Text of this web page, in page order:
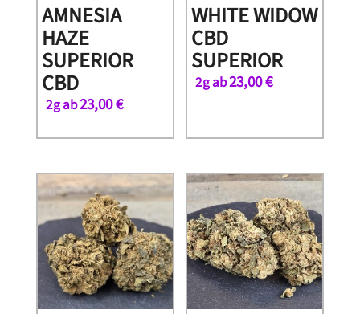
AMNESIA
HAZE
SUPERIOR
CBD
2g ab23,00€
WHITE WIDOW
CBD
SUPERIOR
2g ab23,00€